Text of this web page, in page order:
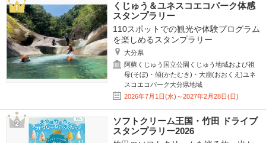
くじゅう＆ユネスコエコパーク体感
スタンプラリー
110スポットでの観光や体験プログラム
を楽しめるスタンプラリー
大分県
阿蘇くじゅう国立公園くじゅう地域および祖
母(そぼ)・傾(かたむき)・大崩(おおくえ)ユネ
スコエコパーク大分県地域
2026年7月1日(水)～2027年2月28日(日)
ソフトクリーム王国・竹田 ドライブ
スタンプラリー2026